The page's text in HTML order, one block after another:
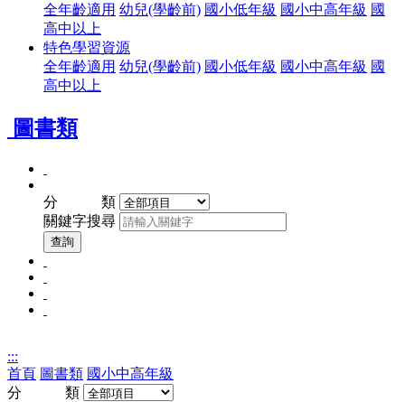
全年齡適用 幼兒(學齡前) 國小低年級 國小中高年級 國
高中以上
特色學習資源
全年齡適用 幼兒(學齡前) 國小低年級 國小中高年級 國
高中以上
圖書類
齡
適
用
鍵
字
查
分 類
關鍵字搜尋
查詢
兒
(學
齡
小
低
小
年
以
上
:::
首頁 圖書類 國小中高年級
分 類